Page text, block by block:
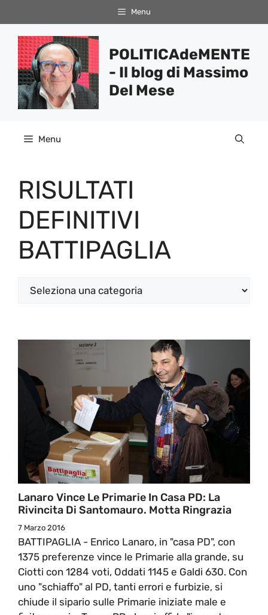
al
contenuto
Menu
POLITICAdeMENTE
- Il blog di Massimo
Del Mese
Menu
RISULTATI
DEFINITIVI
BATTIPAGLIA
Categorie
Lanaro Vince Le Primarie In Casa PD: La
Rivincita Di Santomauro. Motta Ringrazia
7 Marzo 2016
BATTIPAGLIA - Enrico Lanaro, in "casa PD", con
1375 preferenze vince le Primarie alla grande, su
Ciotti con 1284 voti, Oddati 1145 e Galdi 630. Con
uno "schiaffo" al PD, tanti errori e furbizie, si
chiude il sipario sulle Primarie iniziate male e